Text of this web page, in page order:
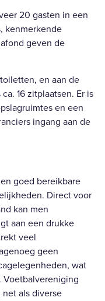
20 gasten in een
kenmerkende
geven de
en aan de
16 zitplaatsen. Er is
en een
ingang aan de
goed bereikbare
Direct voor
kan men
aan een drukke
veel
geen
wat
Voetbalvereniging
als diverse